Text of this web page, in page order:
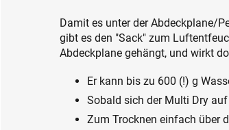
Damit es unter der Abdeckplane/
gibt es den "Sack" zum
Abdeckplane gehängt, und wirkt
Er kann bis zu 600 (!) g
Sobald sich der Multi Dry
Zum Trocknen einfach über